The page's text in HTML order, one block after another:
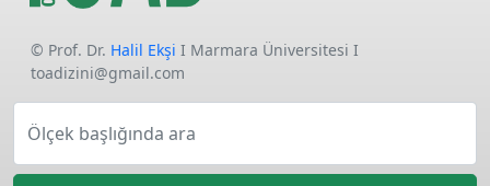
© Prof. Dr. Halil Ekşi I Marmara Üniversitesi I
toadizini@gmail.com
Ölçek başlığında ara